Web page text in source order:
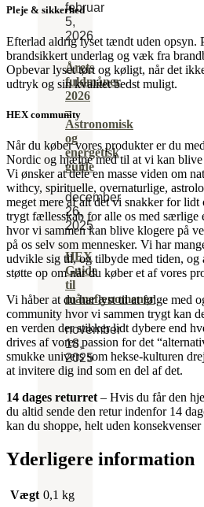
februar
5,
2026
Årets
fuldmåner
2026
–
Astronomisk
og
energetisk
guide
december
26,
2025
HEX
Guide
til
månefænomener
november
18,
2025
Pleje & sikkerhed
Efterlad aldrig lyset tændt uden opsyn.
brandsikkert underlag og væk fra
Opbevar lyset tørt og køligt, når det
udtryk og sin kvalitet bedst muligt.
HEX community
Når du køber vores produkter er du
Nordic og hjælpe med til at vi kan blive
Vi ønsker at dele en masse viden om
withcy, spirituelle, overnaturlige,
meget mere af alt det vi snakker for
trygt fællesskab for alle os med særlige
hvor vi sammen kan blive klogere på
på os selv som mennesker. Vi har
udvikle sig til, og tilbyde med tiden, og
støtte op om når du køber et af vores
Vi håber at du har lyst til at følge med
community hvor vi sammen trygt kan
en verden der stikker lidt dybere end
drives af vores passion for det
smukke univers som hekse-kulturen
at invitere dig ind som en del af det.
14 dages returret – Hvis du får den
du altid sende den retur indenfor 14
kan du shoppe, helt uden konsekvenser
Yderligere information
Vægt 0,1 kg